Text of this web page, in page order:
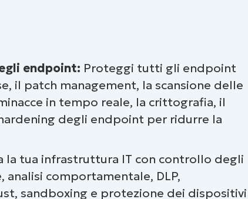
controllo della sicurezza IT?
di un elenco di controllo della sicurezza
rischio di sicurezza
un elenco di controllo per la
endpoint: Proteggi tutti gli endpoint
il patch management, la scansione delle
in tempo reale, la crittografia, il
degli endpoint per ridurre la
la tua infrastruttura IT con controllo degli
analisi comportamentale, DLP,
sandboxing e protezione dei dispositivi